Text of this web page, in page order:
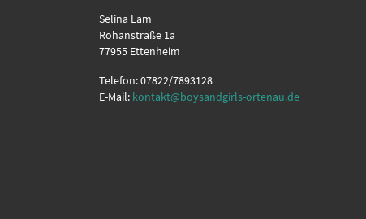
Selina Lam
Rohanstraße 1a
77955 Ettenheim
Telefon: 07822/7893128
E-Mail: kontakt@boysandgirls-ortenau.de